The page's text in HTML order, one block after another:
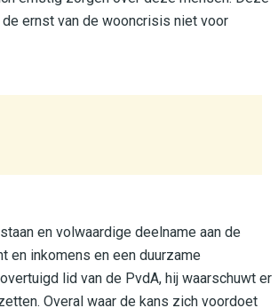
ernst van de wooncrisis niet voor
en volwaardige deelname aan de
en inkomens en een duurzame
lid van de PvdA, hij waarschuwt er
Overal waar de kans zich voordoet